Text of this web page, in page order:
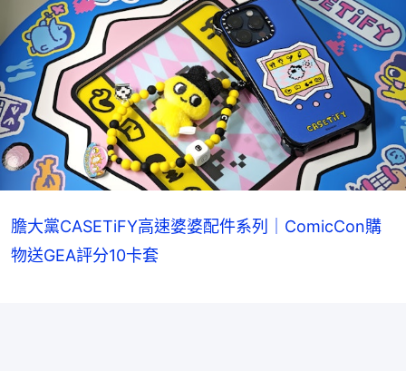
膽大黨CASETiFY高速婆婆配件系列｜ComicCon購
物送GEA評分10卡套